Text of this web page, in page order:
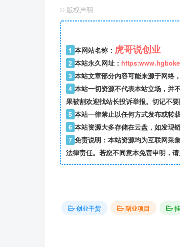
© 版权声明
1 本网站名称： 虎哥说创业
2 本站永久网址：
3 本站文章部分内容可能来源于网络
4 本站一切资源不代表本站立场，并
果被割欢迎找站长投诉举报。切记不
5 本站一律禁止以任何方式发布或转
6 本站资源大多存储在云盘，如发现
7 免责说明：本站资源均为互联网采
法律责任。若您不同意本免责申明，
创业干货 副业项目